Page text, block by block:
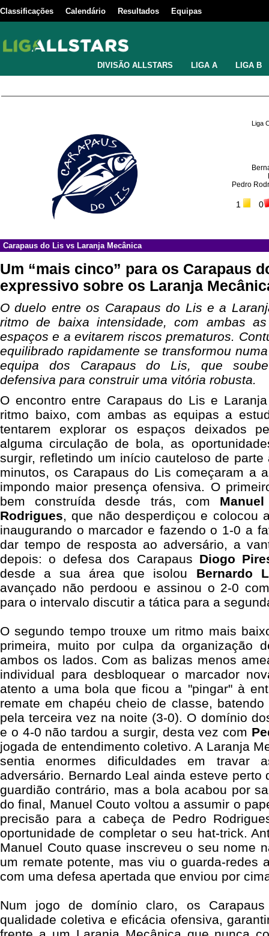
Classificações Calendário Resultados Equipas
DIVISÃO ALLSTARS LIGA A LIGA B
Liga
Pedro
1 0
Carapaus do Lis vs Laranja Mecânica
Um “mais cinco” para os Carapaus
expressivo sobre os Laranja
O duelo entre os Carapaus do Lis e a
ritmo de baixa intensidade, com ambas
espaços e a evitarem riscos prematuros.
equilibrado rapidamente se transformou
equipa dos Carapaus do Lis, que
defensiva para construir uma vitória robusta.
O encontro entre Carapaus do Lis e
ritmo baixo, com ambas as equipas a
tentarem explorar os espaços deixados
alguma circulação de bola, as
surgir, refletindo um início cauteloso de
minutos, os Carapaus do Lis começaram a
impondo maior presença ofensiva. O
bem construída desde trás, com
Rodrigues, que não desperdiçou e colocou
inaugurando o marcador e fazendo o 1-0 a
dar tempo de resposta ao adversário, a
depois: o defesa dos Carapaus Diogo
desde a sua área que isolou Bernardo
avançado não perdoou e assinou o 2-0
para o intervalo discutir a tática para a
O segundo tempo trouxe um ritmo mais
primeira, muito por culpa da organização
ambos os lados. Com as balizas menos
individual para desbloquear o marcador
atento a uma bola que ficou a "pingar" à
remate em chapéu cheio de classe,
pela terceira vez na noite (3-0). O domínio
e o 4-0 não tardou a surgir, desta vez com
jogada de entendimento coletivo. A Laranja
sentia enormes dificuldades em travar
adversário. Bernardo Leal ainda esteve perto
guardião contrário, mas a bola acabou por
do final, Manuel Couto voltou a assumir o
precisão para a cabeça de Pedro
oportunidade de completar o seu hat-trick.
Manuel Couto quase inscreveu o seu nome
um remate potente, mas viu o guarda-redes
com uma defesa apertada que enviou por
Num jogo de domínio claro, os
qualidade coletiva e eficácia ofensiva,